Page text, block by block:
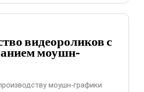
видеороликов с
моушн-
моушн-графики